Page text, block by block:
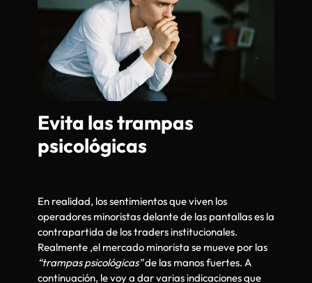
Evita las trampas
psicológicas
En realidad, los sentimientos que viven los
operadores minoristas delante de las pantallas es la
contrapartida de los traders institucionales.
Realmente ,el mercado minorista se mueve por las
“trampas psicológicas”de las manos fuertes. A
continuación, le voy a dar varias indicaciones que